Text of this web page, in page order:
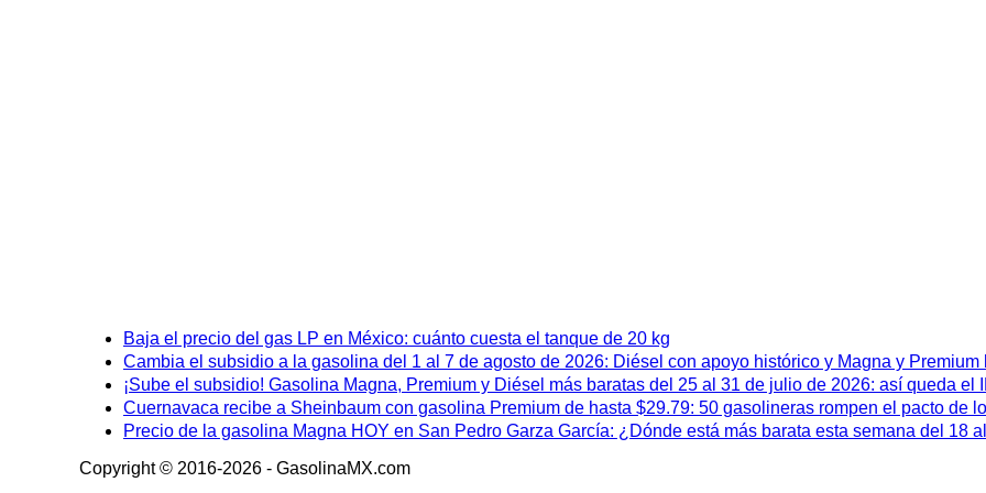
Baja el precio del gas LP en México: cuánto cuesta el tanque de 20 kg
Cambia el subsidio a la gasolina del 1 al 7 de agosto de 2026: Diésel con apoyo histórico y Magna y Premium
¡Sube el subsidio! Gasolina Magna, Premium y Diésel más baratas del 25 al 31 de julio de 2026: así queda el
Cuernavaca recibe a Sheinbaum con gasolina Premium de hasta $29.79: 50 gasolineras rompen el pacto de
Precio de la gasolina Magna HOY en San Pedro Garza García: ¿Dónde está más barata esta semana del 18
Copyright © 2016-2026 - GasolinaMX.com